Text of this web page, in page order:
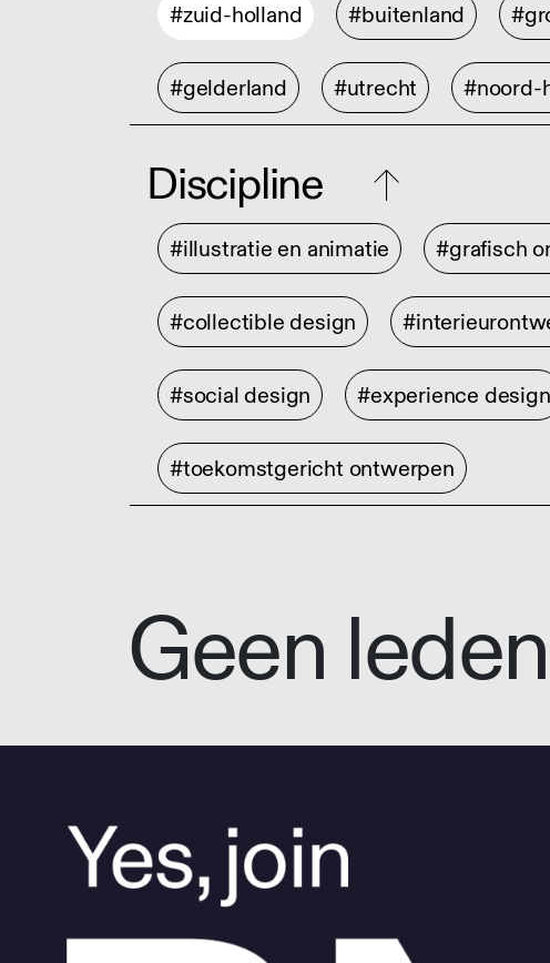
#zuid-holland #buitenland
#gelderland #utrecht #noord-
Discipline
#illustratie en animatie #grafisch
#collectible design
#social design #experience design
#toekomstgericht ontwerpen
Geen